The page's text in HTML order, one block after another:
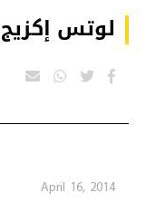
لوتس إكزيج S رودستر - 2014
April 16, 2014